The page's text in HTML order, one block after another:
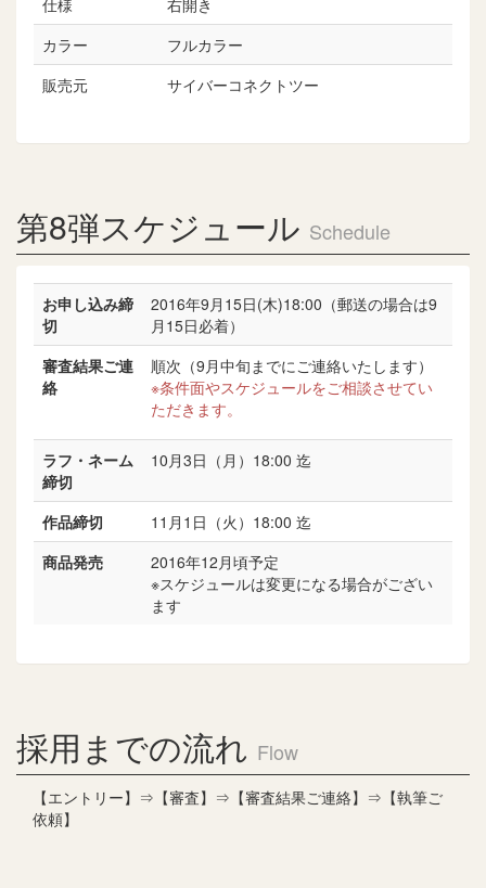
仕様
右開き
カラー
フルカラー
販売元
サイバーコネクトツー
第8弾スケジュール Schedule
お申し込み締
切
2016年9月15日(木)18:00（郵送の場合は9
月15日必着）
審査結果ご連
絡
順次（9月中旬までにご連絡いたします）
※条件面やスケジュールをご相談させてい
ただきます。
ラフ・ネーム
締切
10月3日（月）18:00 迄
作品締切
11月1日（火）18:00 迄
商品発売
2016年12月頃予定
※スケジュールは変更になる場合がござい
ます
採用までの流れ Flow
【エントリー】⇒【審査】⇒【審査結果ご連絡】⇒【執筆ご
依頼】